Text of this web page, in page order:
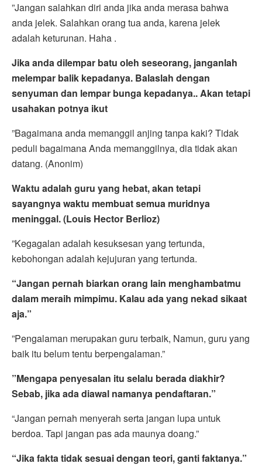
”Jangan salahkan diri anda jika anda merasa bahwa
anda jelek. Salahkan orang tua anda, karena jelek
adalah keturunan. Haha .
Jika anda dilempar batu oleh seseorang, janganlah
melempar balik kepadanya. Balaslah dengan
senyuman dan lempar bunga kepadanya.. Akan tetapi
usahakan potnya ikut
”Bagaimana anda memanggil anjing tanpa kaki? Tidak
peduli bagaimana Anda memanggilnya, dia tidak akan
datang. (Anonim)
Waktu adalah guru yang hebat, akan tetapi
sayangnya waktu membuat semua muridnya
meninggal. (Louis Hector Berlioz)
”Kegagalan adalah kesuksesan yang tertunda,
kebohongan adalah kejujuran yang tertunda.
“Jangan pernah biarkan orang lain menghambatmu
dalam meraih mimpimu. Kalau ada yang nekad sikaat
aja.”
”Pengalaman merupakan guru terbaik, Namun, guru yang
baik itu belum tentu berpengalaman.”
”Mengapa penyesalan itu selalu berada diakhir?
Sebab, jika ada diawal namanya pendaftaran.”
“Jangan pernah menyerah serta jangan lupa untuk
berdoa. Tapi jangan pas ada maunya doang.”
“Jika fakta tidak sesuai dengan teori, ganti faktanya.”